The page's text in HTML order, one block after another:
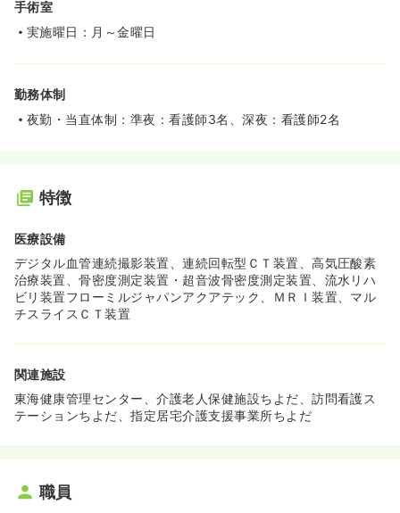
手術室
実施曜日：月～金曜日
勤務体制
夜勤・当直体制：準夜：看護師3名、深夜：看護師2名
特徴
医療設備
デジタル血管連続撮影装置、連続回転型ＣＴ装置、高気圧酸素
治療装置、骨密度測定装置・超音波骨密度測定装置、流水リハ
ビリ装置フローミルジャパンアクアテック、ＭＲＩ装置、マル
チスライスＣＴ装置
関連施設
東海健康管理センター、介護老人保健施設ちよだ、訪問看護ス
テーションちよだ、指定居宅介護支援事業所ちよだ
職員